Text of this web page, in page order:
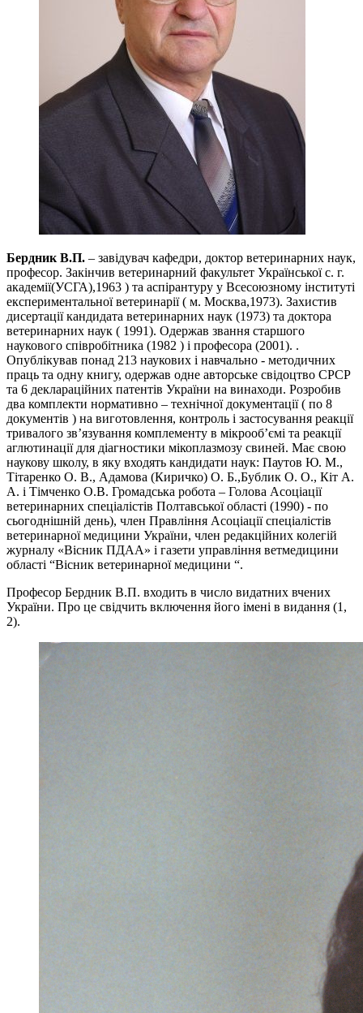
Бердник В.П. – завідувач кафедри, доктор ветеринарних наук,
професор. Закінчив ветеринарний факультет Української с. г.
академії(УСГА),1963 ) та аспірантуру у Всесоюзному інституті
експериментальної ветеринарії ( м. Москва,1973). Захистив
дисертації кандидата ветеринарних наук (1973) та доктора
ветеринарних наук ( 1991). Одержав звання старшого
наукового співробітника (1982 ) і професора (2001). .
Опублікував понад 213 наукових і навчально - методичних
праць та одну книгу, одержав одне авторське свідоцтво СРСР
та 6 деклараційних патентів України на винаходи. Розробив
два комплекти нормативно – технічної документації ( по 8
документів ) на виготовлення, контроль і застосування реакції
тривалого зв’язування комплементу в мікрооб’ємі та реакції
аглютинації для діагностики мікоплазмозу свиней. Має свою
наукову школу, в яку входять кандидати наук: Паутов Ю. М.,
Тітаренко О. В., Адамова (Киричко) О. Б.,Бублик О. О., Кіт А.
А. і Тімченко О.В. Громадська робота – Голова Асоціації
ветеринарних спеціалістів Полтавської області (1990) - по
сьогоднішній день), член Правління Асоціації спеціалістів
ветеринарної медицини України, член редакційних колегій
журналу «Вісник ПДАА» і газети управління ветмедицини
області “Вісник ветеринарної медицини “.
Професор Бердник В.П. входить в число видатних вчених
України. Про це свідчить включення його імені в видання (1,
2).